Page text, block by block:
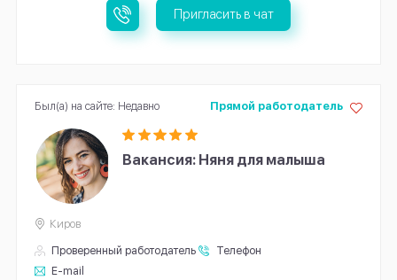
Пригласить в чат
Вакансия: Няня для малыша
Проверенный работодатель
Телефон
E-mail
Прямой работодатель
Киров
Был(а) на сайте: Недавно